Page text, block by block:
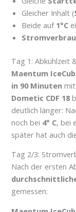
Gleicher Inhalt (
Beide auf 1°C
Tag 1: Abkühlzeit
Maentum
in 90 Minuten
Dometic CDF 18
deutlich länger:
noch bei 4° C, bei
später hat auch
Tag 2/3:
Nach der ersten
gemessen: